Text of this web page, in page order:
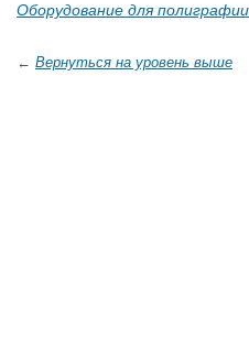
Оборудование для
← Вернуться на уровень выше